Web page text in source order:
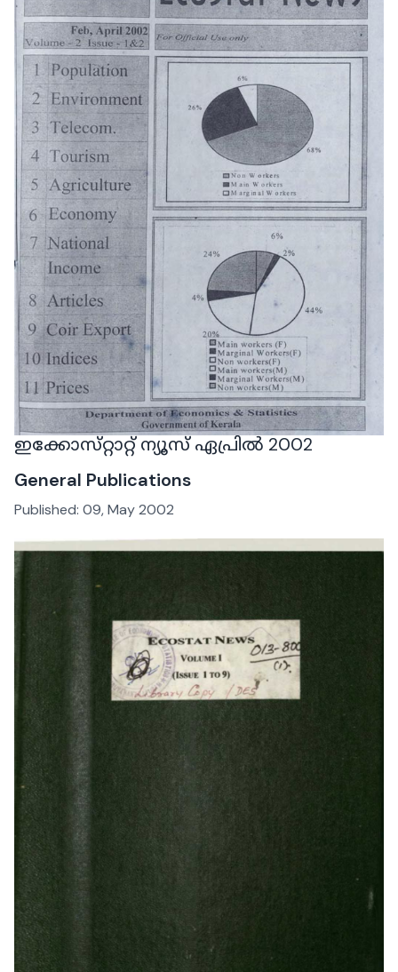
ഇക്കോസ്‌റ്റാറ്റ് ന്യൂസ് ഏപ്രിൽ 2002
General Publications
Published: 09, May 2002